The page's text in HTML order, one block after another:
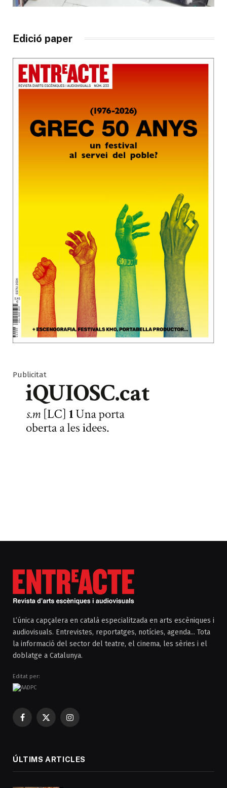
Edició paper
Publicitat
L’única capçalera en català especialitzada en arts escèniques i
audiovisuals. Entrevistes, reportatges, notícies, agenda... Tota
la informació del sector del teatre, el cinema, les sèries i el
doblatge a Catalunya.
Editat per:
Facebook
X
Instagram
ÚLTIMS ARTICLES